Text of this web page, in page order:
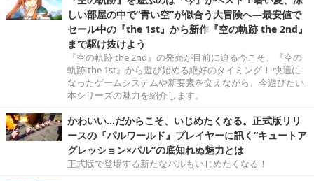
しい部屋の中で“青い空”が似合う大冒険へ―最安値で
セール中の『the 1st』から新作『空の軌跡 the 2nd』
まで駆け抜けよう
『空の軌跡 the 2nd』の発売が目前に迫る今こそ、『空の
軌跡 the 1st』から遊び始める絶好のタイミング！ 快適に
なったゲームシステムや新要素を交えながら、今遊びたい
本シリーズの魅力を紹介します。
かわいい…だからこそ、いじめたくなる。正式版リリ
ースの『パルワールド』プレイヤーに訊く“キュートア
グレッション×パル”の底知れぬ魅力とは
正式版で登場する新たなパルもいじめたくなる！